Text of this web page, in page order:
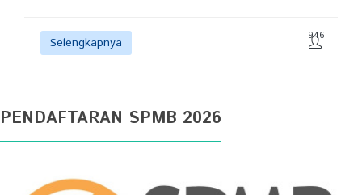
Selengkapnya 946
PENDAFTARAN SPMB 2026